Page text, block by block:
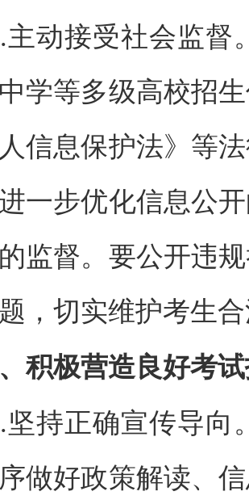
接受社会监督
学等多级高校招
信息保护法》等
一步优化信息公
监督。要公开违
，切实维护考生
极营造良好考试
正确宣传导向
做好政策解读、